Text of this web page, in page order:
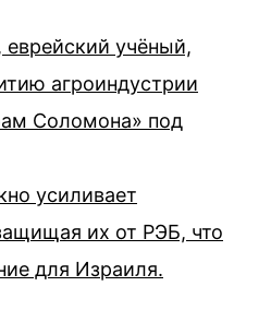
учёный,
агроиндустрии
Соломона» под
усиливает
их от РЭБ, что
для Израиля.